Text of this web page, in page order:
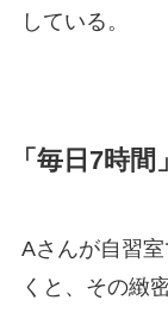
している。
「毎日7時
Aさんが自習
くと、その緻